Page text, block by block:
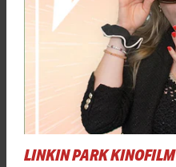
LINKIN PARK KINOFILM